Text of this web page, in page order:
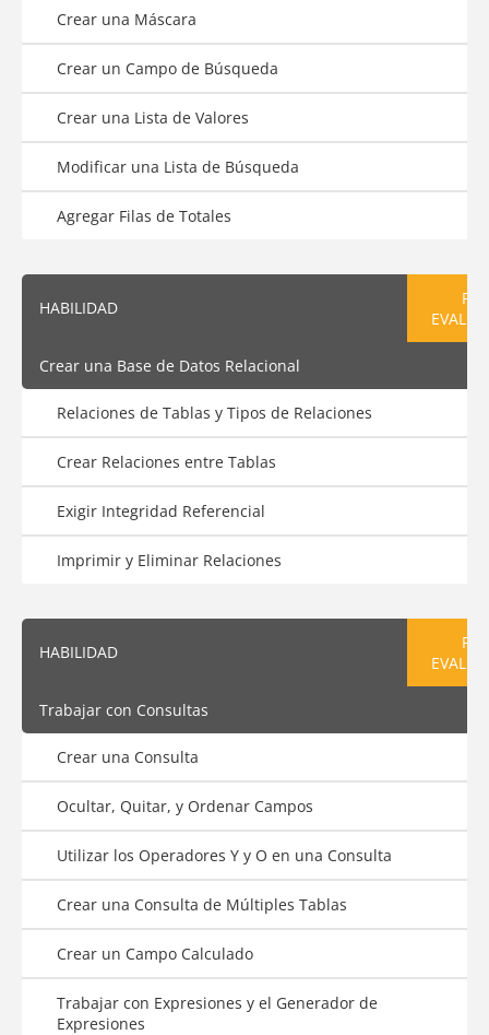
Crear una Máscara
Crear un Campo de Búsqueda
Crear una Lista de Valores
Modificar una Lista de Búsqueda
Agregar Filas de Totales
HABILIDAD
Crear una Base de Datos Relacional
Relaciones de Tablas y Tipos de Relaciones
Crear Relaciones entre Tablas
Exigir Integridad Referencial
Imprimir y Eliminar Relaciones
HABILIDAD
Trabajar con Consultas
Crear una Consulta
Ocultar, Quitar, y Ordenar Campos
Utilizar los Operadores Y y O en una Consulta
Crear una Consulta de Múltiples Tablas
Crear un Campo Calculado
Trabajar con Expresiones y el Generador de
Expresiones